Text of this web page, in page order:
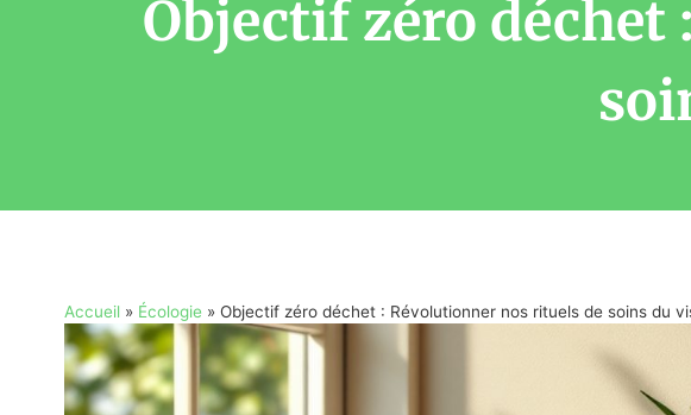
Objectif zéro
Accueil» Écologie » Objectif zéro déchet : Révolutionner nos rituels de soins du